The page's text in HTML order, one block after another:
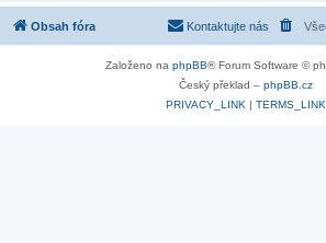
Obsah fóra Kontaktujte nás
Založeno na phpBB® Forum Software ©
Český překlad – phpBB.cz
PRIVACY_LINK | TERMS_LINK